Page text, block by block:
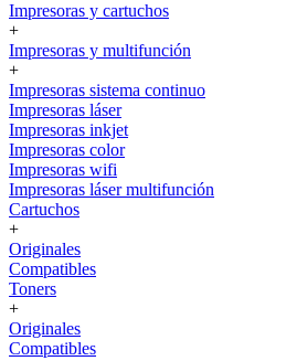
Impresoras y cartuchos
+
Impresoras y multifunción
+
Impresoras sistema continuo
Impresoras láser
Impresoras inkjet
Impresoras color
Impresoras wifi
Impresoras láser multifunción
Cartuchos
+
Originales
Compatibles
Toners
+
Originales
Compatibles